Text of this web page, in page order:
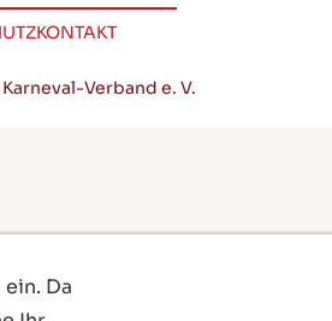
KONTAKT
Verband e. V.
Da